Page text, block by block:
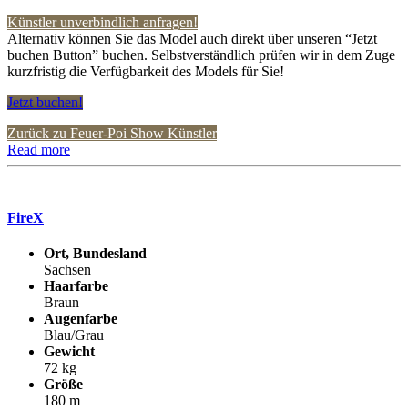
Künstler unverbindlich anfragen!
Alternativ können Sie das Model auch direkt über unseren “Jetzt
buchen Button” buchen. Selbstverständlich prüfen wir in dem Zuge
kurzfristig die Verfügbarkeit des Models für Sie!
Jetzt buchen!
Zurück zu Feuer-Poi Show Künstler
Read more
FireX
Ort, Bundesland
Sachsen
Haarfarbe
Braun
Augenfarbe
Blau/Grau
Gewicht
72 kg
Größe
180 m